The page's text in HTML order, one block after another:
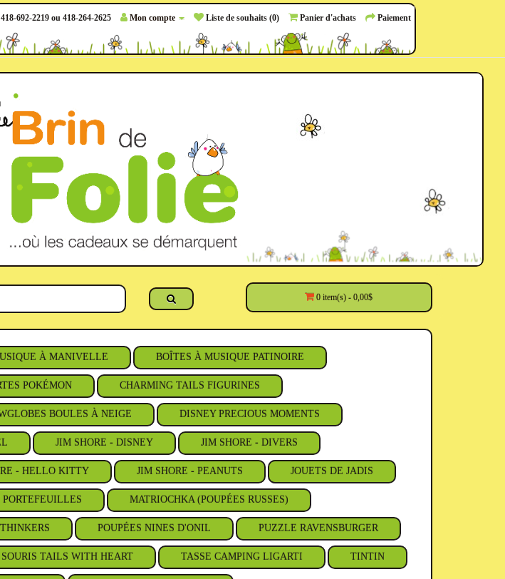
418-692-2219 ou 418-264-2625 Mon compte Liste de souhaits (0) Panier d'achats Paiement
0 item(s) - 0,00$
À MANIVELLE BOÎTES À MUSIQUE PATINOIRE
POKÉMON CHARMING TAILS FIGURINES
BOULES À NEIGE DISNEY PRECIOUS MOMENTS
JIM SHORE - DISNEY JIM SHORE - DIVERS
- HELLO KITTY JIM SHORE - PEANUTS JOUETS DE JADIS
MATRIOCHKA (POUPÉES RUSSES)
POUPÉES NINES D'ONIL PUZZLE RAVENSBURGER
SOURIS TAILS WITH HEART TASSE CAMPING LIGARTI TINTIN